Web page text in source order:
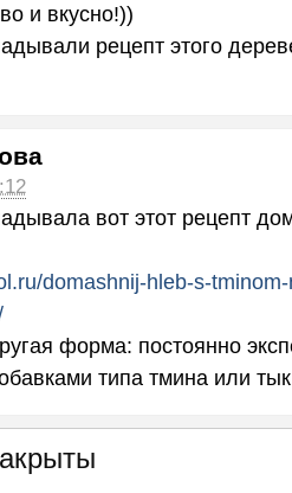
и вкусно!))
рецепт этого
вот этот рецепт
domashnij-hleb-s-
форма: постоянно
типа тмина или